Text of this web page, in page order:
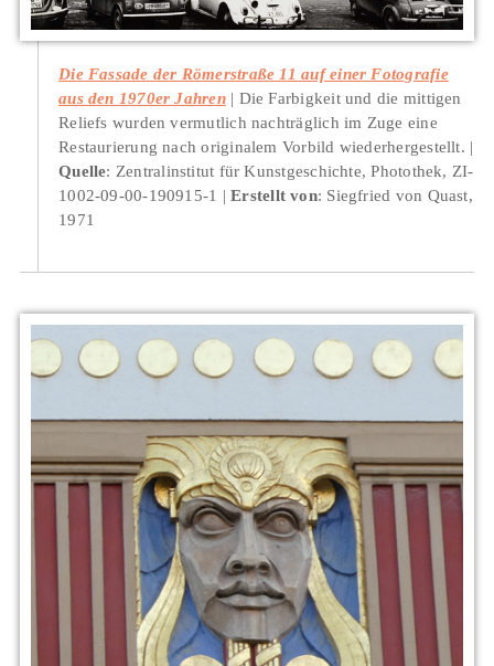
Die Fassade der Römerstraße 11 auf einer Fotografie
aus den 1970er Jahren
Die Farbigkeit und die mittigen
Reliefs wurden vermutlich nachträglich im Zuge eine
Restaurierung nach originalem Vorbild wiederhergestellt.
Quelle: Zentralinstitut für Kunstgeschichte, Photothek, ZI-
1002-09-00-190915-1
Erstellt von: Siegfried von Quast,
1971